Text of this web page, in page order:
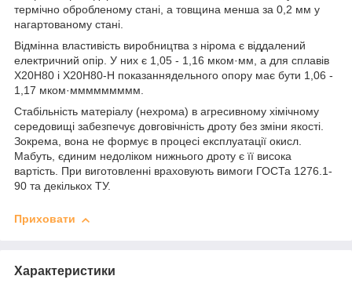
термічно обробленому стані, а товщина менша за 0,2 мм у
нагартованому стані.
Відмінна властивість виробництва з нірома є віддалений
електричний опір. У них є 1,05 - 1,16 мком·мм, а для сплавів
Х20Н80 і Х20Н80-Н показаннядельного опору має бути 1,06 -
1,17 мком·ммммммммм.
Стабільність матеріалу (нехрома) в агресивному хімічному
середовищі забезпечує довговічність дроту без зміни якості.
Зокрема, вона не формує в процесі експлуатації окисл.
Мабуть, єдиним недоліком нижнього дроту є її висока
вартість. При виготовленні враховують вимоги ГОСТа 1276.1-
90 та декількох ТУ.
Приховати
Характеристики